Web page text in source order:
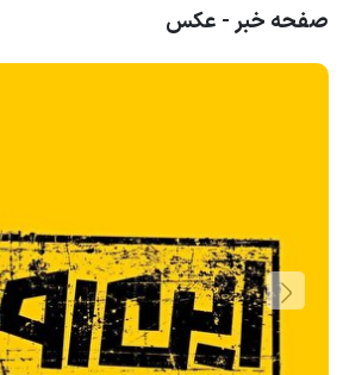
صفحه خبر - عکس